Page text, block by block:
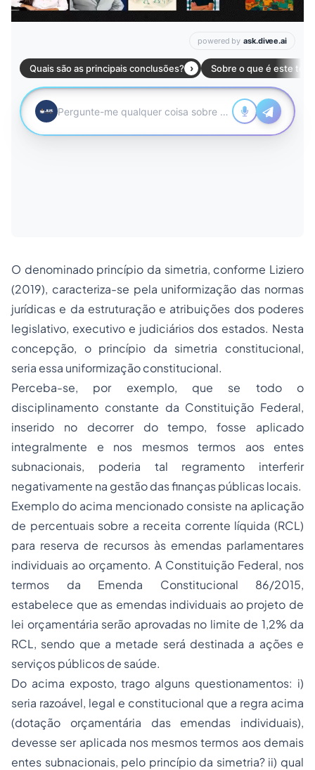
O denominado princípio da simetria, conforme Liziero
(2019), caracteriza-se pela uniformização das normas
jurídicas e da estruturação e atribuições dos poderes
legislativo, executivo e judiciários dos estados. Nesta
concepção, o princípio da simetria constitucional,
seria essa uniformização constitucional.
Perceba-se, por exemplo, que se todo o
disciplinamento constante da Constituição Federal,
inserido no decorrer do tempo, fosse aplicado
integralmente e nos mesmos termos aos entes
subnacionais, poderia tal regramento interferir
negativamente na gestão das finanças públicas locais.
Exemplo do acima mencionado consiste na aplicação
de percentuais sobre a receita corrente líquida (RCL)
para reserva de recursos às emendas parlamentares
individuais ao orçamento. A Constituição Federal, nos
termos da Emenda Constitucional 86/2015,
estabelece que as emendas individuais ao projeto de
lei orçamentária serão aprovadas no limite de 1,2% da
RCL, sendo que a metade será destinada a ações e
serviços públicos de saúde.
Do acima exposto, trago alguns questionamentos: i)
seria razoável, legal e constitucional que a regra acima
(dotação orçamentária das emendas individuais),
devesse ser aplicada nos mesmos termos aos demais
entes subnacionais, pelo princípio da simetria? ii) qual